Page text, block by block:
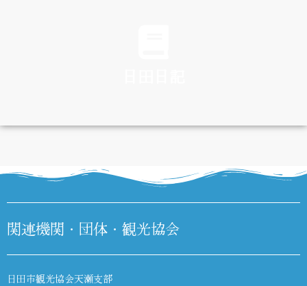
DIARY
関連機関・団体・観光協会
日田市観光協会天瀬支部